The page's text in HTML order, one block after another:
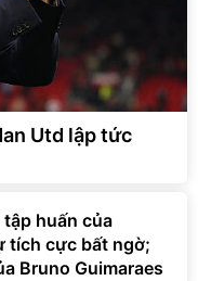
Utd lập tức
huấn của
tích cực bất ngờ;
Bruno Guimaraes